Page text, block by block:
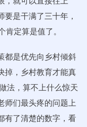
是干满了三十年，
定算是值了。
都是优先向乡村倾斜
掉，乡村教育才能真
法，算不上什么惊天
师们最头疼的问题上
有了清楚的数字，看